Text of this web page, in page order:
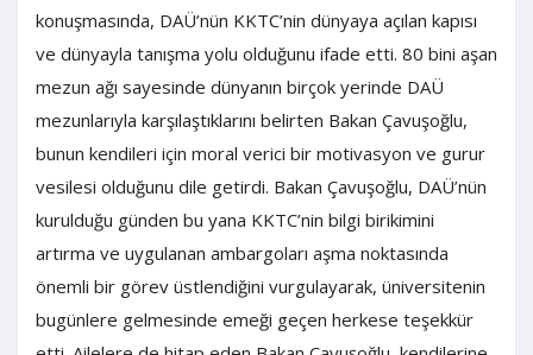
konuşmasında, DAÜ’nün KKTC’nin dünyaya açılan kapısı
ve dünyayla tanışma yolu olduğunu ifade etti. 80 bini aşan
mezun ağı sayesinde dünyanın birçok yerinde DAÜ
mezunlarıyla karşılaştıklarını belirten Bakan Çavuşoğlu,
bunun kendileri için moral verici bir motivasyon ve gurur
vesilesi olduğunu dile getirdi. Bakan Çavuşoğlu, DAÜ’nün
kurulduğu günden bu yana KKTC’nin bilgi birikimini
artırma ve uygulanan ambargoları aşma noktasında
önemli bir görev üstlendiğini vurgulayarak, üniversitenin
bugünlere gelmesinde emeği geçen herkese teşekkür